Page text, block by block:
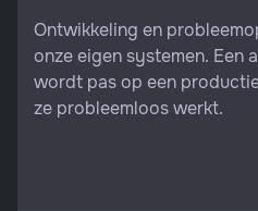
Ontwikkeling en
onze eigen systemen. Een
wordt pas op een
ze probleemloos werkt.